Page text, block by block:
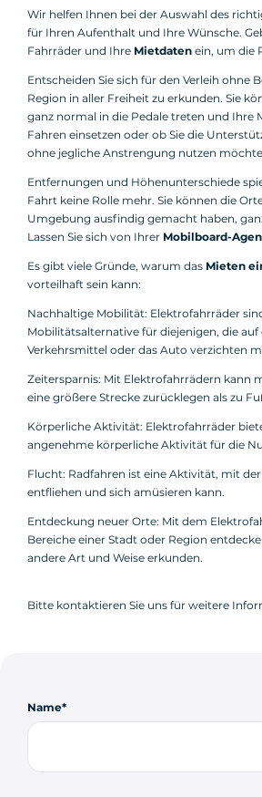
Wir helfen Ihnen bei der Auswahl des
für Ihren Aufenthalt und Ihre Wünsche.
Fahrräder und Ihre Mietdaten ein, um die
Entscheiden Sie sich für den Verleih ohne
Region in aller Freiheit zu erkunden. Sie
ganz normal in die Pedale treten und Ihre
Fahren einsetzen oder ob Sie die
ohne jegliche Anstrengung nutzen
Entfernungen und Höhenunterschiede
Fahrt keine Rolle mehr. Sie können die
Umgebung ausfindig gemacht haben,
Lassen Sie sich von Ihrer Mobilboard-
Es gibt viele Gründe, warum das Mieten
vorteilhaft sein kann:
Nachhaltige Mobilität: Elektrofahrräder
Mobilitätsalternative für diejenigen, die
Verkehrsmittel oder das Auto verzichten
Zeitersparnis: Mit Elektrofahrrädern kann
eine größere Strecke zurücklegen als zu
Körperliche Aktivität: Elektrofahrräder
angenehme körperliche Aktivität für die
Flucht: Radfahren ist eine Aktivität, mit
entfliehen und sich amüsieren kann.
Entdeckung neuer Orte: Mit dem
Bereiche einer Stadt oder Region
andere Art und Weise erkunden.
Bitte kontaktieren Sie uns für weitere
Name